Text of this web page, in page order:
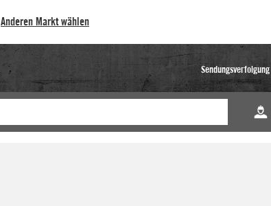
Anderen Markt wählen
Sendungsverfolgung